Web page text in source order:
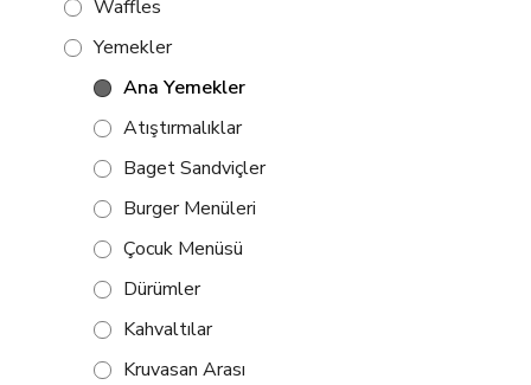
Waffles
Yemekler
Ana Yemekler
Atıştırmalıklar
Baget Sandviçler
Burger Menüleri
Çocuk Menüsü
Dürümler
Kahvaltılar
Kruvasan Arası